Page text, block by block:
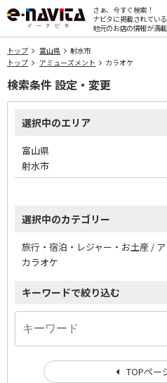
さぁ、今すぐ検索！
ナビタに掲載されている
地元のお店の情報が満載
トップ 富山県
射水市
トップ
アミューズメント カラオケ
検索条件 設定・変更
選択中のエリア
富山県
射水市
選択中のカテゴリー
旅行・宿泊・レジャー・お土産 /
カラオケ
キーワードで絞り込む
TOPペー